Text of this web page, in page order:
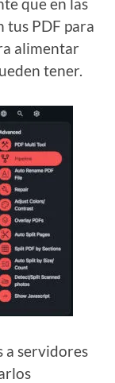
tus PDF para
alimentar
tener.
a servidores